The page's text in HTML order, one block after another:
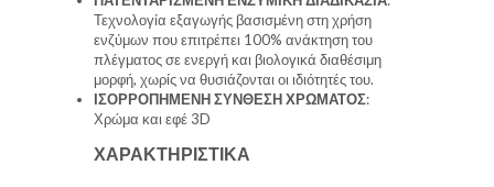
Τεχνολογία εξαγωγής βασισμένη στη χρήση
ενζύμων που επιτρέπει 100% ανάκτηση του
πλέγματος σε ενεργή και βιολογικά διαθέσιμη
μορφή, χωρίς να θυσιάζονται οι ιδιότητές του.
ΙΣΟΡΡΟΠΗΜΕΝΗ ΣΥΝΘΕΣΗ ΧΡΩΜΑΤΟΣ:
Χρώμα και εφέ 3D
ΧΑΡΑΚΤΗΡΙΣΤΙΚΑ